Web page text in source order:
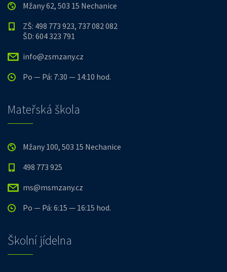
Mžany 62, 503 15 Nechanice
ZŠ: 498 773 923, 737 082 082
ŠD: 604 323 791
info@zsmzany.cz
Po — Pá: 7:30 — 14:10 hod.
Mateřská škola
Mžany 100, 503 15 Nechanice
498 773 925
ms@msmzany.cz
Po — Pá: 6:15 — 16:15 hod.
Školní jídelna